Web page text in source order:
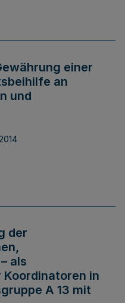
einer
an
und
der
als
in
A 13 mit